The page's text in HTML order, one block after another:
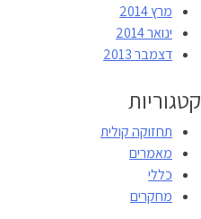
מרץ 2014
ינואר 2014
דצמבר 2013
קטגוריות
תחזוקה קולית
מאמרים
כללי
מחקרים